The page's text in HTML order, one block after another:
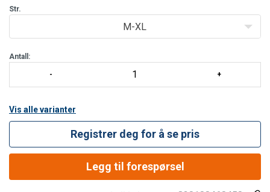
bygnings- og telecom-arbeid
Vesten er laget av slitesterk vann- og smussavvisende polyester
Andre opplysninger
Str.
M-XL
Antall:
Vis alle varianter
Registrer deg for å se pris
Legg til forespørsel